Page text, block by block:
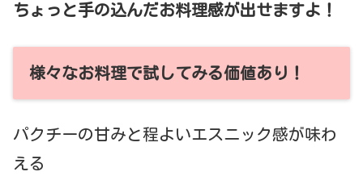
ちょっと手の込んだお料理感が出せますよ！
様々なお料理で試してみる価値あり！
パクチーの甘みと程よいエスニック感が味わ
える